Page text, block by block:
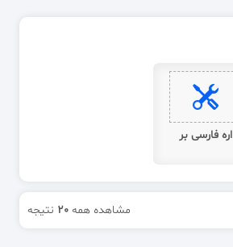
اره فارسی بر
مشاهده همه 20 نتیجه